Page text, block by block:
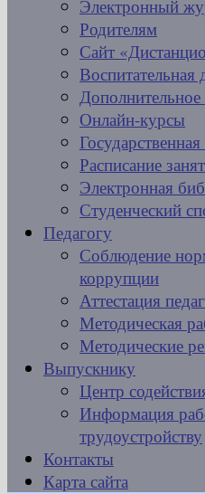
Электронный
Родителям
Сайт
Воспитательная
Дополнительное
Онлайн-курсы
Расписание
Электронная
Студенческий
Педагогу
Соблюдение
коррупции
Аттестация
Методическая
Методические
Выпускнику
Центр
Информация
трудоустройству
Контакты
Карта сайта